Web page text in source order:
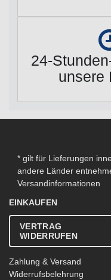
24-
unsere
* gilt für Lieferungen
andere Länder
Versandinformationen
EINKAUFEN
VERTRAG
WIDERRUFEN
Zahlung & Versand
Widerrufsbelehrung